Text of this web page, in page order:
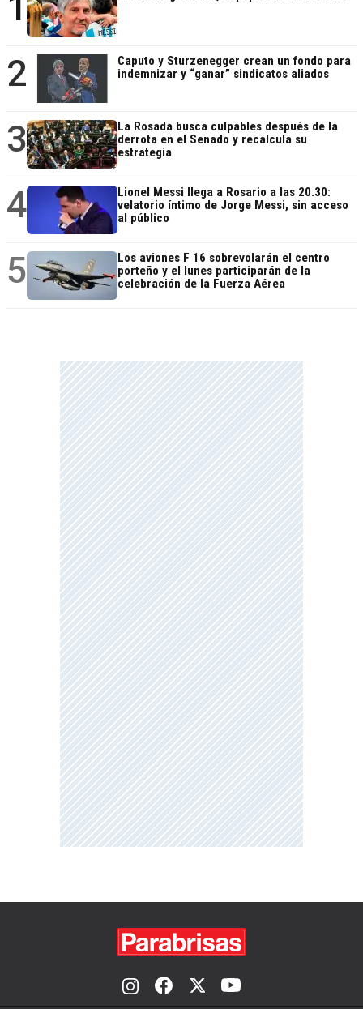
2
Caputo y Sturzenegger crean un fondo para
indemnizar y “ganar” sindicatos aliados
3
La Rosada busca culpables después de la
derrota en el Senado y recalcula su
estrategia
4
Lionel Messi llega a Rosario a las 20.30:
velatorio íntimo de Jorge Messi, sin acceso
al público
5
Los aviones F 16 sobrevolarán el centro
porteño y el lunes participarán de la
celebración de la Fuerza Aérea